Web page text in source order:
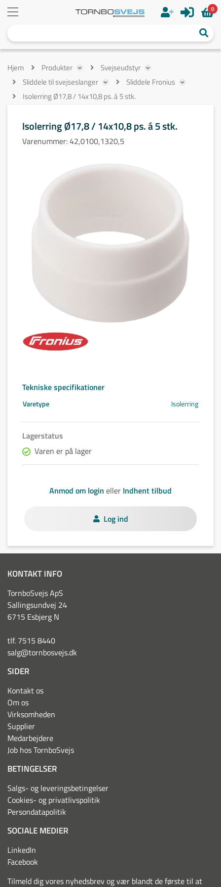
0
Hjem Produkter
Svejseudstyr
Sliddele til svejseslanger
Sliddele Fronius
Isolerring Ø17,8 / 14x10,8 ps. á 5 stk.
Isolerring Ø17,8 / 14x10,8 ps. á 5 stk.
Varenummer:42,0100,1320,5
Tekniske specifikationer
Varetype Isolerring
Lagerstatus
Varen er på lager
Anmod om login eller Indhent tilbud
Log ind
KONTAKT INFO
TornboSvejs ApS
Sallingsundvej 24
6715 Esbjerg N
tlf. 7515 8440
salg@tornbosvejs.dk
SIDER
Kontakt os
Om os
Virksomheden
Supplier
Medarbejdere
Job hos TornboSvejs
BETINGELSER
Salgs- og leveringsbetingelser
Cookies- og privatlivspolitik
Persondatapolitik
SOCIALE MEDIER
LinkedIn
Facebook
Tilmeld dig vores nyhedsbrev og vær blandt de første til at